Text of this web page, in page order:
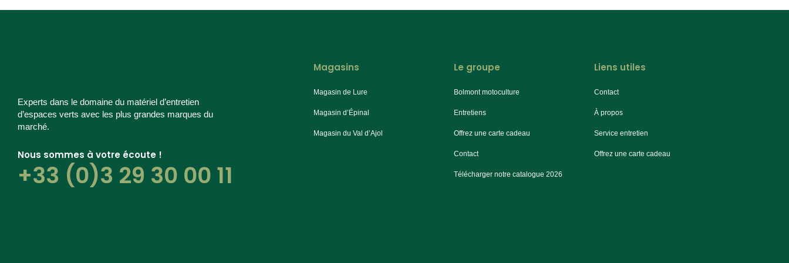
Experts dans le domaine du matériel d’entretien
d’espaces verts avec les plus grandes marques du
marché.
Nous sommes à votre écoute !
+33 (0)3 29 30 00 11
Magasins
Magasin de Lure
Magasin d’Épinal
Magasin du Val d’Ajol
Le groupe
Bolmont motoculture
Entretiens
Offrez une carte cadeau
Contact
Télécharger notre catalogue 2026
Liens utiles
Contact
À propos
Service entretien
Offrez une carte cadeau